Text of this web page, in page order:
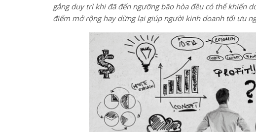
gắng duy trì khi đã đến ngưỡng bão hòa đều có thể khiến
điểm mở rộng hay dừng lại giúp người kinh doanh tối ưu